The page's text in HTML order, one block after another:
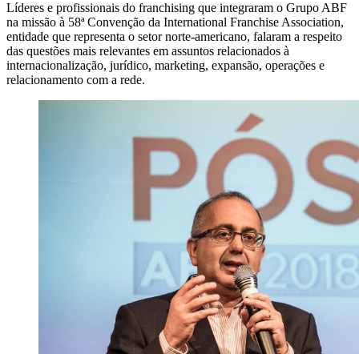
Líderes e profissionais do franchising que integraram o Grupo ABF
na missão à 58ª Convenção da International Franchise Association,
entidade que representa o setor norte-americano, falaram a respeito
das questões mais relevantes em assuntos relacionados à
internacionalização, jurídico, marketing, expansão, operações e
relacionamento com a rede.